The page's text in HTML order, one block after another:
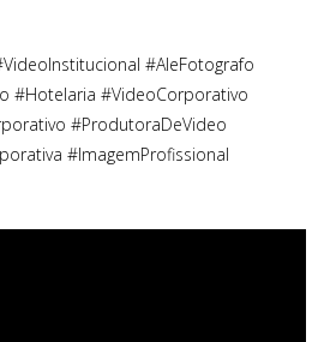
#AleFotografo
#Hotelaria #VideoCorporativo
#ProdutoraDeVideo
#ImagemProfissional